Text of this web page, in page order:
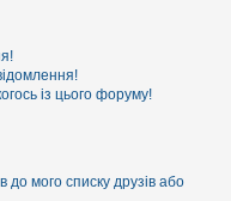
із цього форуму!
до мого списку друзів або